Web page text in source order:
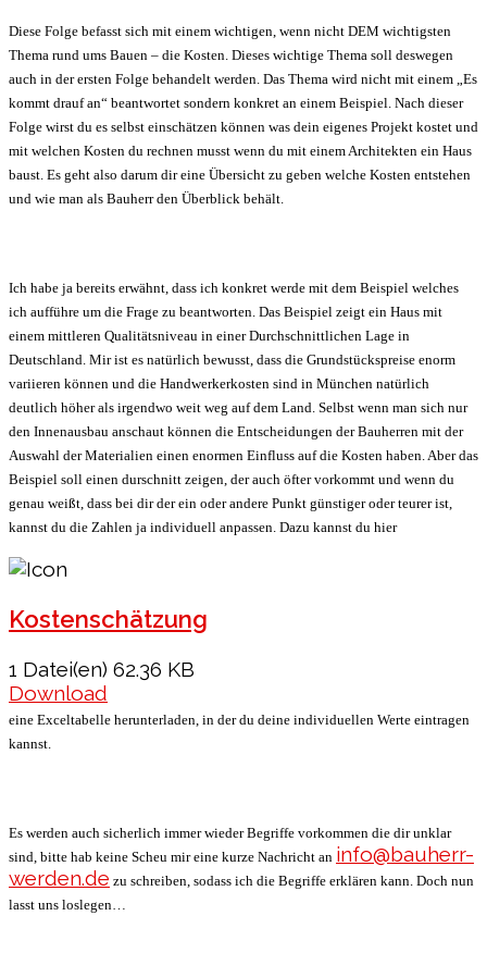
Diese Folge befasst sich mit einem wichtigen, wenn nicht DEM wichtigsten
Thema rund ums Bauen – die Kosten. Dieses wichtige Thema soll deswegen
auch in der ersten Folge behandelt werden. Das Thema wird nicht mit einem „Es
kommt drauf an“ beantwortet sondern konkret an einem Beispiel. Nach dieser
Folge wirst du es selbst einschätzen können was dein eigenes Projekt kostet und
mit welchen Kosten du rechnen musst wenn du mit einem Architekten ein Haus
baust. Es geht also darum dir eine Übersicht zu geben welche Kosten entstehen
und wie man als Bauherr den Überblick behält.
Ich habe ja bereits erwähnt, dass ich konkret werde mit dem Beispiel welches
ich aufführe um die Frage zu beantworten. Das Beispiel zeigt ein Haus mit
einem mittleren Qualitätsniveau in einer Durchschnittlichen Lage in
Deutschland. Mir ist es natürlich bewusst, dass die Grundstückspreise enorm
variieren können und die Handwerkerkosten sind in München natürlich
deutlich höher als irgendwo weit weg auf dem Land. Selbst wenn man sich nur
den Innenausbau anschaut können die Entscheidungen der Bauherren mit der
Auswahl der Materialien einen enormen Einfluss auf die Kosten haben. Aber das
Beispiel soll einen durschnitt zeigen, der auch öfter vorkommt und wenn du
genau weißt, dass bei dir der ein oder andere Punkt günstiger oder teurer ist,
kannst du die Zahlen ja individuell anpassen. Dazu kannst du hier
Kostenschätzung
1 Datei(en) 62.36 KB
Download
eine Exceltabelle herunterladen, in der du deine individuellen Werte eintragen
kannst.
Es werden auch sicherlich immer wieder Begriffe vorkommen die dir unklar
sind, bitte hab keine Scheu mir eine kurze Nachricht an info@bauherr-
werden.de zu schreiben, sodass ich die Begriffe erklären kann. Doch nun
lasst uns loslegen…